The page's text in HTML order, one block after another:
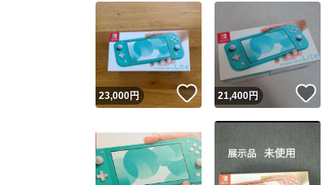
23,000円 いいね！
21,400円